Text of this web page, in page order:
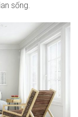
sống.